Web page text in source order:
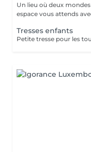
Un lieu où deux
espace vous attends
Tresses enfants
Petite tresse pour les